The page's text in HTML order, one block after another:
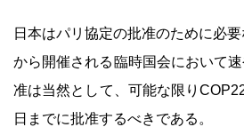
日本はパリ協定の批准のために必
から開催される臨時国会において
准は当然として、可能な限り
日までに批准するべきである。